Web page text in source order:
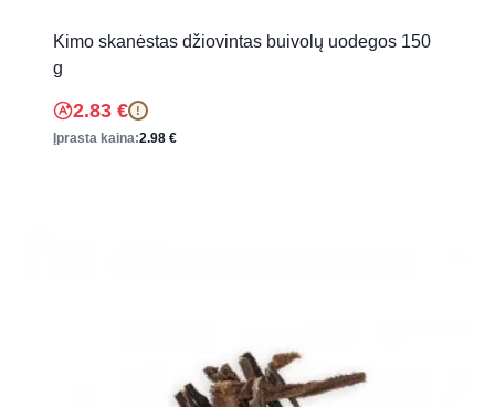
Kimo skanėstas džiovintas buivolų uodegos 150
g
2.83 € !
Įprasta kaina:2.98 €